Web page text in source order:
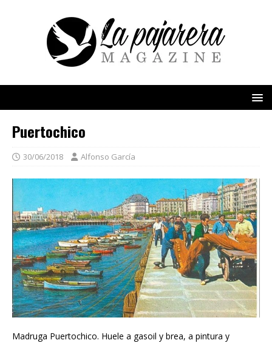
Puertochico
30/06/2018 Alfonso García
Madruga Puertochico. Huele a gasoil y brea, a pintura y